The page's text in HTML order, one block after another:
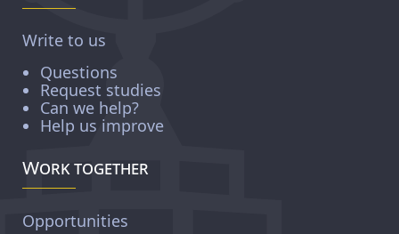
Write to us
Questions
Request studies
Can we help?
Help us improve
Work together
Opportunities